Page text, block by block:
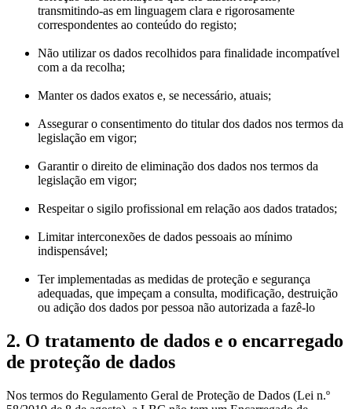
transmitindo-as em linguagem clara e rigorosamente
correspondentes ao conteúdo do registo;
Não utilizar os dados recolhidos para finalidade incompatível
com a da recolha;
Manter os dados exatos e, se necessário, atuais;
Assegurar o consentimento do titular dos dados nos termos da
legislação em vigor;
Garantir o direito de eliminação dos dados nos termos da
legislação em vigor;
Respeitar o sigilo profissional em relação aos dados tratados;
Limitar interconexões de dados pessoais ao mínimo
indispensável;
Ter implementadas as medidas de proteção e segurança
adequadas, que impeçam a consulta, modificação, destruição
ou adição dos dados por pessoa não autorizada a fazê-lo
2. O tratamento de dados e o encarregado
de proteção de dados
Nos termos do Regulamento Geral de Proteção de Dados (Lei n.º